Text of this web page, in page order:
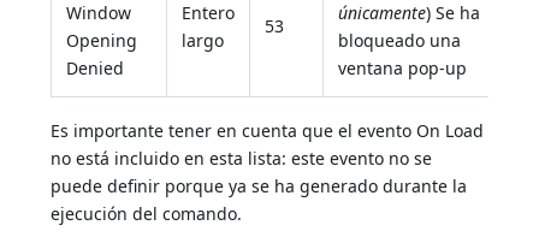
Window
Opening
Denied
Entero
largo
53
únicamente) Se ha
bloqueado una
ventana pop-up
Es importante tener en cuenta que el evento On Load
no está incluido en esta lista: este evento no se
puede definir porque ya se ha generado durante la
ejecución del comando.